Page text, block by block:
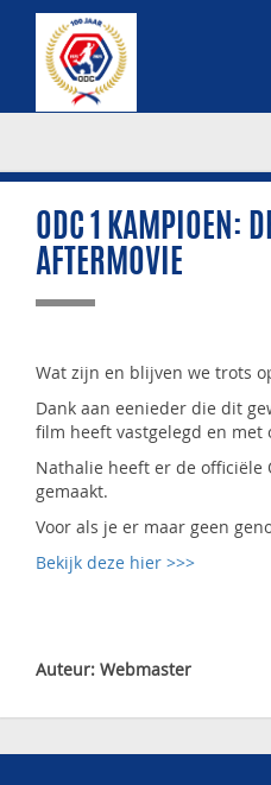
ODC 1 KAMPIOEN:
AFTERMOVIE
Wat zijn en blijven we trots
Dank aan eenieder die dit
film heeft vastgelegd en met
Nathalie heeft er de officiële
gemaakt.
Voor als je er maar geen
Bekijk deze hier >>>
Auteur: Webmaster